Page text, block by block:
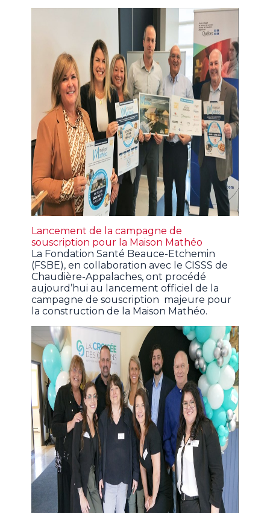
Lancement de la campagne de
souscription pour la Maison Mathéo
La Fondation Santé Beauce-Etchemin
(FSBE), en collaboration avec le CISSS de
Chaudière-Appalaches, ont procédé
aujourd’hui au lancement officiel de la
campagne de souscription majeure pour
la construction de la Maison Mathéo.